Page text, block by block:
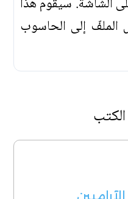
الملفّ إلى الحاسوب